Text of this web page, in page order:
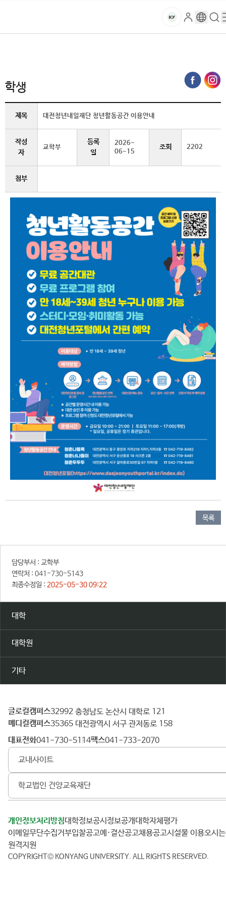
건
대
학
교
마
로
그
구
글
검
색
메
뉴
학생
제목 대전청년내일재단 청년활동공간 이용안내
작성
자
교학부
등록
일
2026-
06-15
조회 2202
첨부
목록
담당부서 : 교학부
연락처 : 041-730-5143
최종수정일 : 2025-05-30 09:22
대학
대학원
기타
건
양
대
학
글로컬캠퍼스 32992 충청남도 논산시 대학로 121
메디컬캠퍼스 35365 대전광역시 서구 관저동로 158
대표전화 041-730-5114 팩스 041-733-2070
교내사이트
학교법인 건양교육재단
개인정보처리방침 대학정보공시 정보공개
대학자체평가
이메일무단수집거부
입찰공고 예·결산공고 채용공고 시설물 이용
오시
원격지원
COPYRIGHT© KONYANG UNIVERSITY. ALL RIGHTS RESERVED.